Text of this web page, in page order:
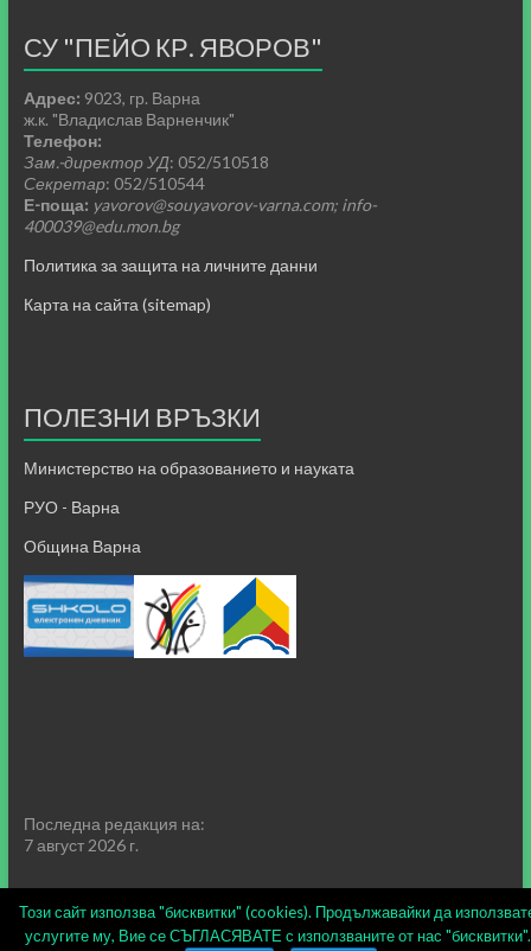
СУ "ПЕЙО КР. ЯВОРОВ"
Адрес: 9023, гр. Варна
ж.к. "Владислав Варненчик"
Телефон:
Зам.-директор УД: 052/510518
Секретар: 052/510544
Е-поща: yavorov@souyavorov-varna.com; info-
400039@edu.mon.bg
Политика за защита на личните данни
Карта на сайта (sitemap)
ПОЛЕЗНИ ВРЪЗКИ
Министерство на образованието и науката
РУО - Варна
Община Варна
Последна редакция на:
7 август 2026 г.
Този сайт използва "бисквитки" (cookies). Продължавайки да
услугите му, Вие се СЪГЛАСЯВАТЕ с използваните от нас "бисквитки".